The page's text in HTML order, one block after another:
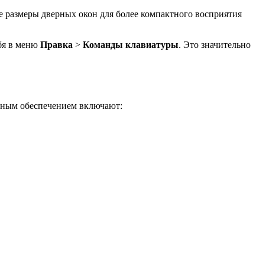
дверных окон для более компактного восприятия
в меню Правка > Команды клавиатуры. Это значительно
обеспечением включают: